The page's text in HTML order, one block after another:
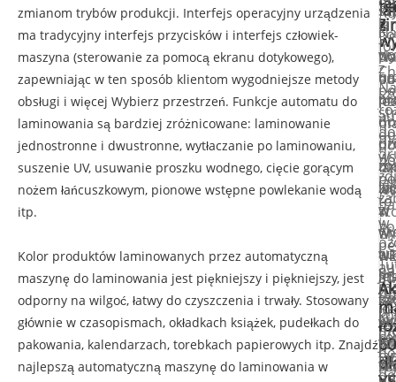
zmianom trybów produkcji. Interfejs operacyjny urządzenia
ma tradycyjny interfejs przycisków i interfejs człowiek-
maszyna (sterowanie za pomocą ekranu dotykowego),
zapewniając w ten sposób klientom wygodniejsze metody
obsługi i więcej Wybierz przestrzeń. Funkcje automatu do
laminowania są bardziej zróżnicowane: laminowanie
jednostronne i dwustronne, wytłaczanie po laminowaniu,
suszenie UV, usuwanie proszku wodnego, cięcie gorącym
nożem łańcuszkowym, pionowe wstępne powlekanie wodą
itp.
Kolor produktów laminowanych przez automatyczną
maszynę do laminowania jest piękniejszy i piękniejszy, jest
odporny na wilgoć, łatwy do czyszczenia i trwały. Stosowany
głównie w czasopismach, okładkach książek, pudełkach do
pakowania, kalendarzach, torebkach papierowych itp. Znajdź
najlepszą automatyczną maszynę do laminowania w
na
i
w
na
do
na
i
na
z
do
i
do
do
w
i
do
z
w
z
do
to
w
do
na
i
w
do